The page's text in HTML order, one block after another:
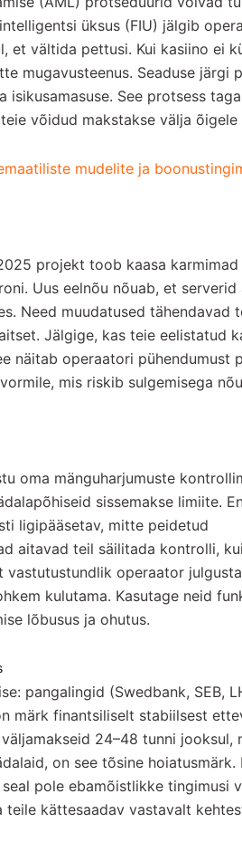
üksus (FIU) jälgib
et vältida pettusi. Kui kasiino ei
mugavusteenus. Seaduse järgi
See protsess
võidud makstakse välja õigele
mudelite ja
projekt toob kaasa karmimad
Uus eelnõu nõuab, et serverid
Need muudatused tähendavad
Jälgige, kas teie eelistatud
näitab operaatori pühendumust
mis riskib sulgemisega
oma mänguharjumuste
sissemakse limiite.
ligipääsetav, mitte peidetud
aitavad teil säilitada kontrolli,
vastutustundlik operaator
kulutama. Kasutage neid
lõbusus ja ohutus.
pangalingid (Swedbank, SEB,
märk finantsiliselt stabiilsest
24–48 tunni jooksul,
on see tõsine hoiatusmärk.
pole ebamõistlikke tingimusi
teile kättesaadav vastavalt